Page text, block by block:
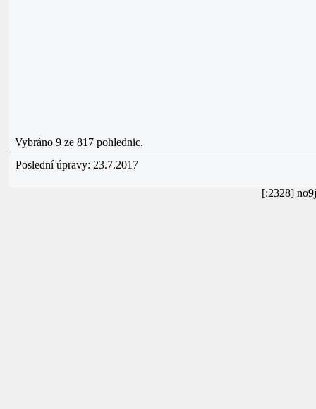
Vybráno 9 ze 817 pohlednic.
Poslední úpravy: 23.7.2017
[:2328]